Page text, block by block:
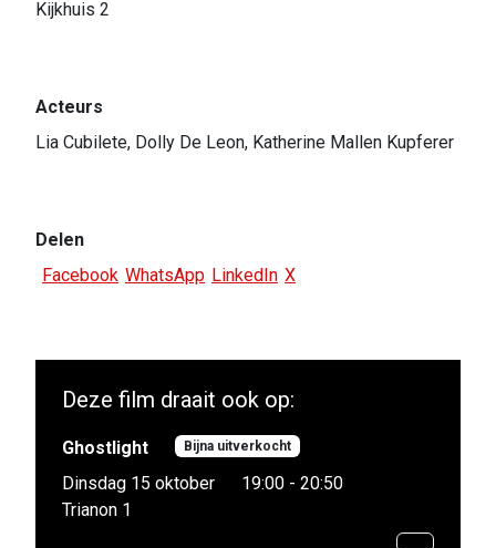
Kijkhuis 2
Acteurs
Lia Cubilete, Dolly De Leon, Katherine Mallen Kupferer
Delen
Facebook WhatsApp LinkedIn X
Deze film draait ook op:
Ghostlight Bijna uitverkocht
Dinsdag 15 oktober
19:00 - 20:50
Trianon 1